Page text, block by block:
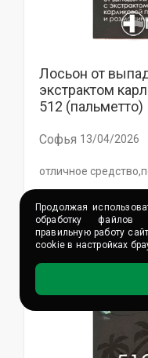
Лосьон от
экстрактом
512 (пальметто)
Софья 13/04/2026
отличное
Продолжая
обработку файлов
правильную работу
cookie в настройках